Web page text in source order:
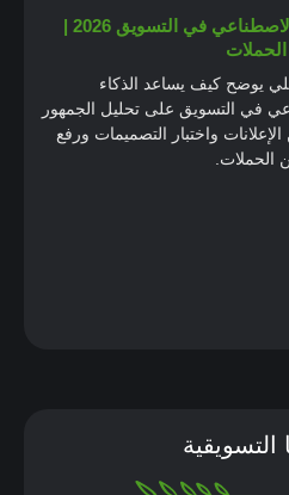
الذكاء الاصطناعي في التسويق 2026 |
كيف يساعد الذكاء
التسويق على تحليل الجمهور
واختبار التصميمات ورفع